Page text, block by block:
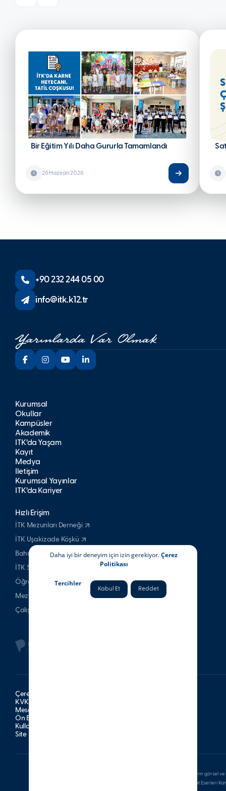
Bir Eğitim Yılı Daha Gururla Tamamlandı
26 Haziran 2026
+90 232 244 05 00
info@itk.k12.tr
Kurumsal
Okullar
Kampüsler
Akademik
İTK’da Yaşam
Kayıt
Medya
İletişim
Kurumsal Yayınlar
İTK’da Kariyer
Hızlı Erişim
İTK Mezunları Derneği
İTK Uşakizade Köşkü
Bahattin Tatış Websitesi
İTK Spor Kulubü
Öğrenci & Veli
Mezun
Çalışan
Çerez Politikası
KVKK Aydınlatma Metni
Mesafeli Satış Sözleşmesi
Ön Bilgilendirme Formu
Kullanım Şartları
Site Haritası
Bu sitede bulunan tüm yazılı ve görsel içerikler ile bu içeriklerin görsel
veya satılamaz. Aksine davranışların, 5846 sayılı Fikir ve Sanat
Daha iyi bir deneyim için izin gerekiyor.Çerez
Politikası
Tercihler
Kabul Et Reddet